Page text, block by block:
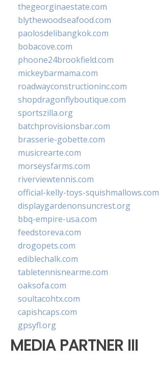
thegeorginaestate.com
blythewoodseafood.com
paolosdelibangkok.com
bobacove.com
phoone24brookfield.com
mickeybarmama.com
roadwayconstructioninc.com
shopdragonflyboutique.com
sportszilla.org
batchprovisionsbar.com
brasserie-gobette.com
musicrearte.com
morseysfarms.com
riverviewtennis.com
official-kelly-toys-squishmallows.com
displaygardenonsuncrest.org
bbq-empire-usa.com
feedstoreva.com
drogopets.com
ediblechalk.com
tabletennisnearme.com
oaksofa.com
soultacohtx.com
capishcaps.com
gpsyfl.org
MEDIA PARTNER III